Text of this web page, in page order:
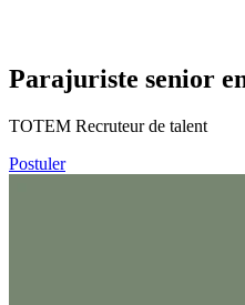
Parajuriste senior
TOTEM Recruteur de talent
Postuler